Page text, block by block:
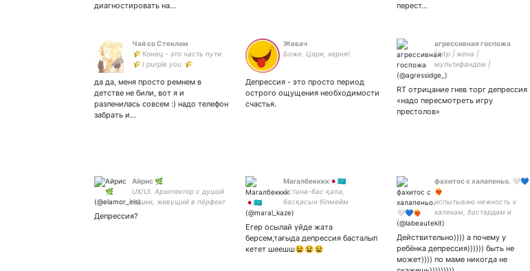
диагностировать на…
перест…
Чай со Стеклом
🌾 Конец - это часть пути
🌾 I purple you 🌾
интересным✨ 714747179
eur 🌾 skz 🌾 щитпост 🌾
(юп
да да, меня просто ремнем в
детстве не били, вот я и
разленилась совсем :) надо телефон
забрать и…
Жввач
Боже. Цари, херня!
Депрессия - это просто период
острого ощущения необходимости
счастья.
агрессивная госпожа
| istp | жена |
мультифандом |
RT отрицание гнев торг депрессия
«надо пересмотреть игру
престолов»
Айрис 🌿
UX/UI. Архитектор с душой
кошки, живущий в пёрфект
пикселе
Депрессия?
Maraлбекккк🇯🇵🇰🇿
Астана-бас қала,
басқасын білмейм
Егер осылай үйде жата
берсем,тағыда депрессия басталып
кетет шеешш😫😫😫
фахитос с халапеньо. 🤍💙
❤️‍🔥
испытываю нежность к
калекам, бастардам и
сломанным вещам
Действительно)))) а почему у
ребёнка депрессия)))))) быть не
может)))) по маме никогда не